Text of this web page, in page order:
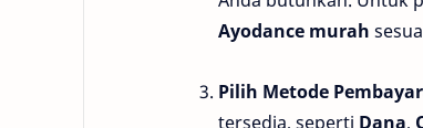
Ayodance murah
Pilih Metode
tersedia, seperti Dana,